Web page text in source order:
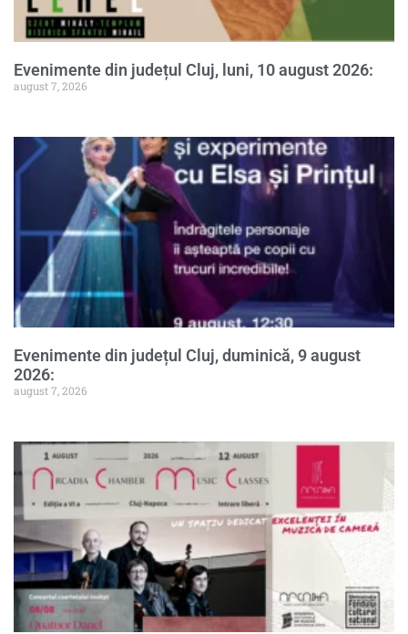
Evenimente din județul Cluj, luni, 10 august 2026:
august 7, 2026
Evenimente din județul Cluj, duminică, 9 august
2026:
august 7, 2026